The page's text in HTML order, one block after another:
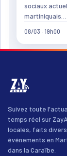
sociaux
martiniquais…
08/03 · 19h00
Suivez toute
temps réel sur
locales, faits
événements en
dans la Caraïbe.